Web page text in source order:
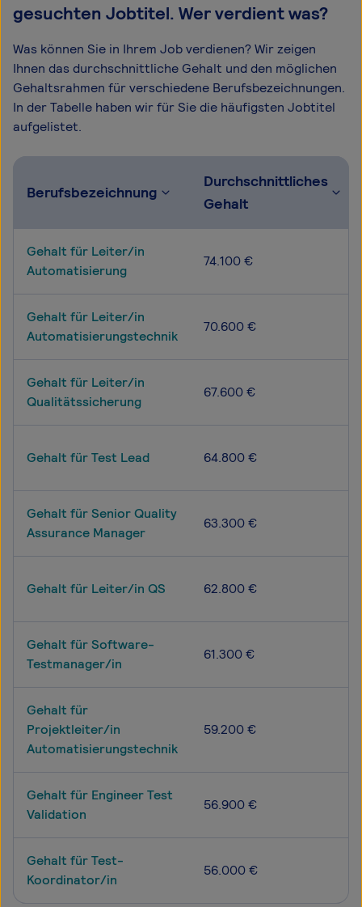
gesuchten Jobtitel. Wer verdient was?
Was können Sie in Ihrem Job verdienen? Wir zeigen
Ihnen das durchschnittliche Gehalt und den möglichen
Gehaltsrahmen für verschiedene Berufsbezeichnungen.
In der Tabelle haben wir für Sie die häufigsten Jobtitel
aufgelistet.
Berufsbezeichnung
Durchschnittliches
Gehalt
Gehalt für Leiter/in
Automatisierung
74.100 €
Gehalt für Leiter/in
Automatisierungstechnik
70.600 €
Gehalt für Leiter/in
Qualitätssicherung
67.600 €
Gehalt für Test Lead 64.800 €
Gehalt für Senior Quality
Assurance Manager
63.300 €
Gehalt für Leiter/in QS 62.800 €
Gehalt für Software-
Testmanager/in
61.300 €
Gehalt für
Projektleiter/in
Automatisierungstechnik
59.200 €
Gehalt für Engineer Test
Validation
56.900 €
Gehalt für Test-
Koordinator/in
56.000 €